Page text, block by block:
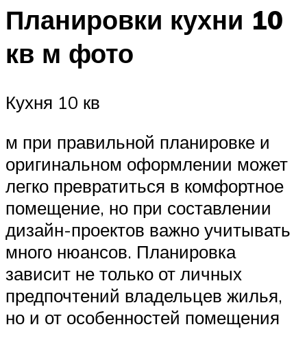
Планировки кухни 10
кв м фото
Кухня 10 кв
м при правильной планировке и
оригинальном оформлении может
легко превратиться в комфортное
помещение, но при составлении
дизайн-проектов важно учитывать
много нюансов. Планировка
зависит не только от личных
предпочтений владельцев жилья,
но и от особенностей помещения